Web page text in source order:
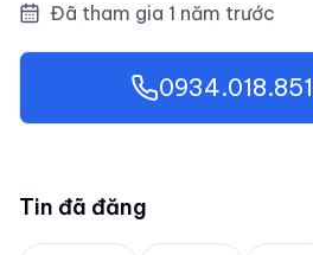
Đã tham gia 1 năm trước
0934.018.851
Tin đã đăng